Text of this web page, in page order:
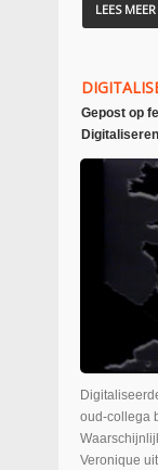
LEES MEER
Gepost op
Digitaliseren
oud-collega
Veronique